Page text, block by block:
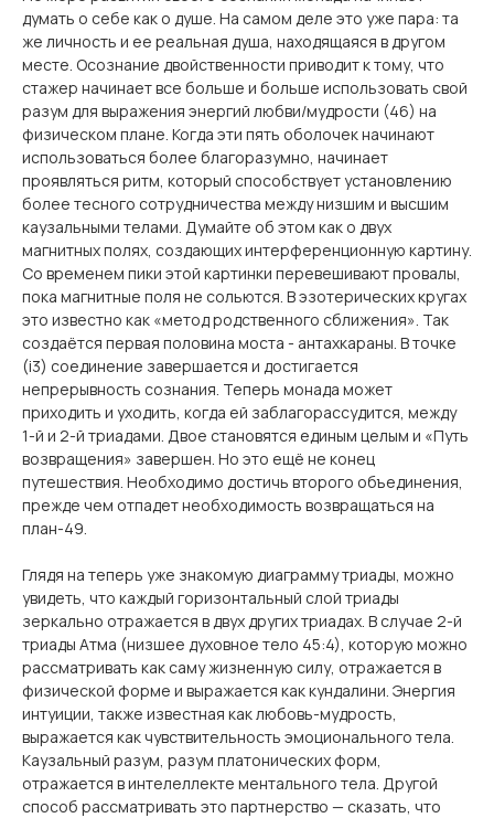
думать о себе как о душе. На самом деле это уже пара: та
же личность и ее реальная душа, находящаяся в другом
месте. Осознание двойственности приводит к тому, что
стажер начинает все больше и больше использовать свой
разум для выражения энергий любви/мудрости (46) на
физическом плане. Когда эти пять оболочек начинают
использоваться более благоразумно, начинает
проявляться ритм, который способствует установлению
более тесного сотрудничества между низшим и высшим
каузальными телами. Думайте об этом как о двух
магнитных полях, создающих интерференционную картину.
Со временем пики этой картинки перевешивают провалы,
пока магнитные поля не сольются. В эзотерических кругах
это известно как «метод родственного сближения». Так
создаётся первая половина моста - антахкараны. В точке
(i3) соединение завершается и достигается
непрерывность сознания. Теперь монада может
приходить и уходить, когда ей заблагорассудится, между
1-й и 2-й триадами. Двое становятся единым целым и «Путь
возвращения» завершен. Но это ещё не конец
путешествия. Необходимо достичь второго объединения,
прежде чем отпадет необходимость возвращаться на
план-49.
Глядя на теперь уже знакомую диаграмму триады, можно
увидеть, что каждый горизонтальный слой триады
зеркально отражается в двух других триадах. В случае 2-й
триады Атма (низшее духовное тело 45:4), которую можно
рассматривать как саму жизненную силу, отражается в
физической форме и выражается как кундалини. Энергия
интуиции, также известная как любовь-мудрость,
выражается как чувствительность эмоционального тела.
Каузальный разум, разум платонических форм,
отражается в интелеллекте ментального тела. Другой
способ рассматривать это партнерство — сказать, что